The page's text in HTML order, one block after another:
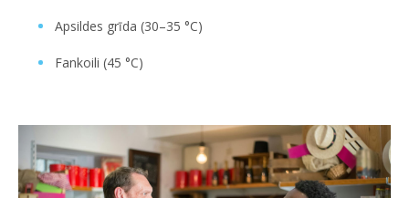
Apsildes grīda (30–35 °C)
Fankoili (45 °C)